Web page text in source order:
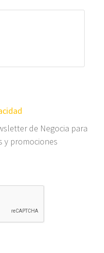
de Negocia para
y promociones